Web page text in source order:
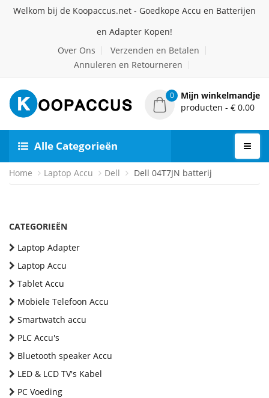
Welkom bij de Koopaccus.net - Goedkope Accu en Batterijen
en Adapter Kopen!
Over Ons
Verzenden en Betalen
Annuleren en Retourneren
0
Mijn winkelmandje
producten - € 0.00
Alle Categorieën
Home Laptop Accu Dell Dell 04T7JN batterij
CATEGORIEËN
Laptop Adapter
Laptop Accu
Tablet Accu
Mobiele Telefoon Accu
Smartwatch accu
PLC Accu's
Bluetooth speaker Accu
LED & LCD TV's Kabel
PC Voeding